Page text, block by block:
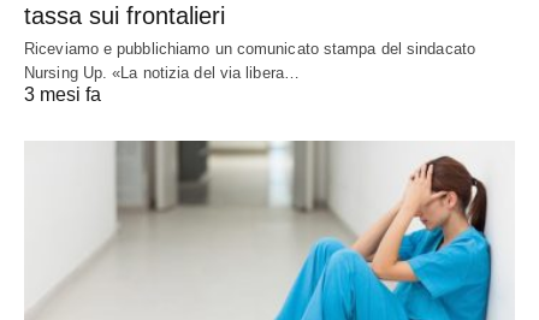
tassa sui frontalieri
Riceviamo e pubblichiamo un comunicato stampa del sindacato
Nursing Up. «La notizia del via libera…
3 mesi fa